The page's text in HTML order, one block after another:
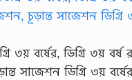
৩য় বর্ষের, ডিগ্রি ৩য়
সাজেশন ডিগ্রি ৩য়